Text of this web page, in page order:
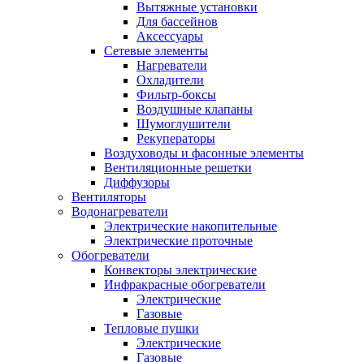
Вытяжные установки
Для бассейнов
Аксессуары
Сетевые элементы
Нагреватели
Охладители
Фильтр-боксы
Воздушные клапаны
Шумоглушители
Рекуператоры
Воздуховоды и фасонные элементы
Вентиляционные решетки
Диффузоры
Вентиляторы
Водонагреватели
Электрические накопительные
Электрические проточные
Обогреватели
Конвекторы электрические
Инфракрасные обогреватели
Электрические
Газовые
Тепловые пушки
Электрические
Газовые